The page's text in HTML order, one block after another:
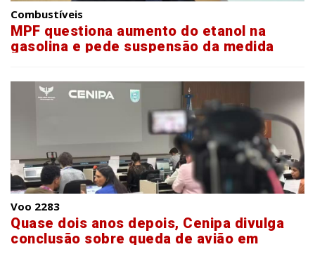
Combustíveis
MPF questiona aumento do etanol na
gasolina e pede suspensão da medida
Voo 2283
Quase dois anos depois, Cenipa divulga
conclusão sobre queda de avião em